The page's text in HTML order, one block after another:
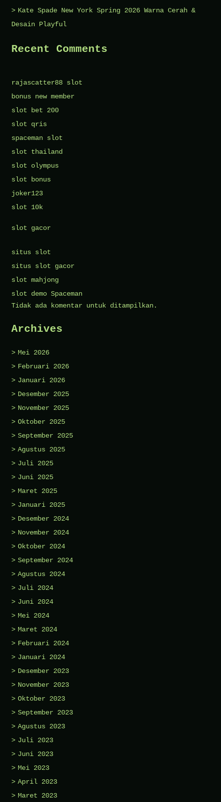
Kate Spade New York Spring 2026 Warna Cerah &
Desain Playful
Recent Comments
rajascatter88 slot
bonus new member
slot bet 200
slot qris
spaceman slot
slot thailand
slot olympus
slot bonus
joker123
slot 10k
slot gacor
situs slot
situs slot gacor
slot mahjong
slot demo Spaceman
Tidak ada komentar untuk ditampilkan.
Archives
Mei 2026
Februari 2026
Januari 2026
Desember 2025
November 2025
Oktober 2025
September 2025
Agustus 2025
Juli 2025
Juni 2025
Maret 2025
Januari 2025
Desember 2024
November 2024
Oktober 2024
September 2024
Agustus 2024
Juli 2024
Juni 2024
Mei 2024
Maret 2024
Februari 2024
Januari 2024
Desember 2023
November 2023
Oktober 2023
September 2023
Agustus 2023
Juli 2023
Juni 2023
Mei 2023
April 2023
Maret 2023